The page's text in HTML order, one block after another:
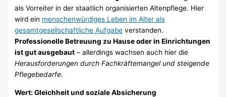
als Vorreiter in der staatlich organisierten Altenpflege. Hier
wird ein menschenwürdiges Leben im Alter als
gesamtgesellschaftliche Aufgabe verstanden.
Professionelle Betreuung zu Hause oder in Einrichtungen
ist gut ausgebaut – allerdings wachsen auch hier die
Herausforderungen durch Fachkräftemangel und steigende
Pflegebedarfe.
Wert: Gleichheit und soziale Absicherung